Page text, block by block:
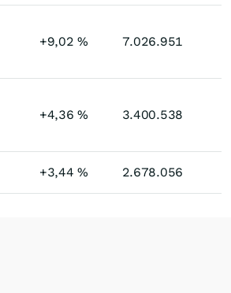
+9,02% 7.026.951
+4,36% 3.400.538
+3,44% 2.678.056